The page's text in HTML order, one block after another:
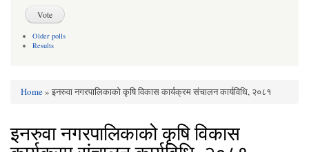
Older polls
Results
You are here
Home» इनरुवा नगरपालिकाको कृषि विकास कार्यक्रम संचालन कार्यविधि, २०८१
इनरुवा नगरपालिकाको कृषि विकास